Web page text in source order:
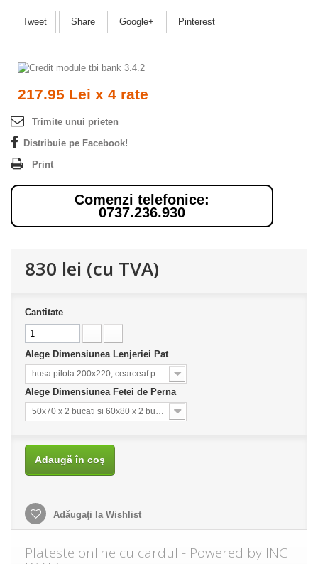
Tweet Share Google+ Pinterest
217.95 Lei x 4 rate
Trimite unui prieten
Distribuie pe Facebook!
Print
Comenzi telefonice:
0737.236.930
830 lei (cu TVA)
Cantitate
Alege Dimensiunea Lenjeriei Pat
husa pilota 200x220, cearceaf pat 240x260
Alege Dimensiunea Fetei de Perna
50x70 x 2 bucati si 60x80 x 2 bucati
Adaugă în coş
Adăugaţi la Wishlist
Plateste online cu cardul - Powered by ING